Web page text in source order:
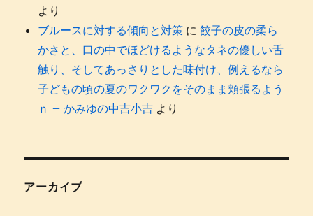
より
ブルースに対する傾向と対策 に餃子の皮の柔ら
かさと、口の中でほどけるようなタネの優しい舌
触り、そしてあっさりとした味付け、例えるなら
子どもの頃の夏のワクワクをそのまま頬張るよう
ｎ – かみゆの中吉小吉 より
アーカイブ